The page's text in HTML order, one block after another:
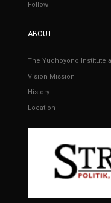
Follow
ABOUT
The Yudhoyono Institute
Vision Mission
History
Location